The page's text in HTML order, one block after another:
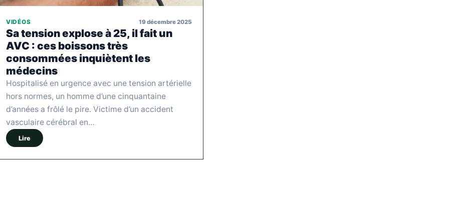
VIDÉOS 19 décembre 2025
Sa tension explose à 25, il fait un
AVC : ces boissons très
consommées inquiètent les
médecins
Hospitalisé en urgence avec une tension artérielle
hors normes, un homme d’une cinquantaine
d’années a frôlé le pire. Victime d’un accident
vasculaire cérébral en…
Lire